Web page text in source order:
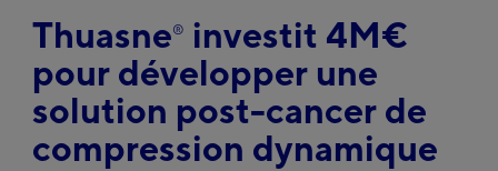
Découvrez Thuasne®Group
Deutsch
English
Français
Thuasne® investit 4M€
pour développer une
solution post-cancer de
compression dynamique